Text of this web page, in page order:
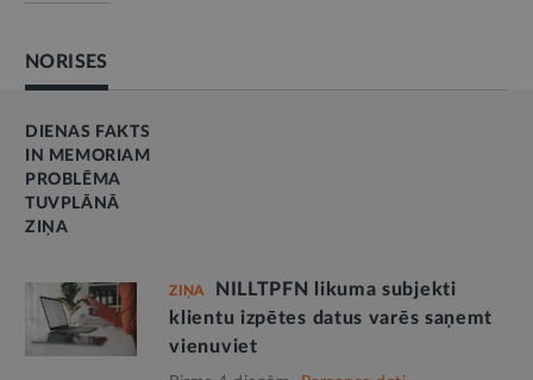
NORISES
DIENAS FAKTS
IN MEMORIAM
PROBLĒMA
TUVPLĀNĀ
ZIŅA
ZIŅA
NILLTPFN likuma subjekti
klientu izpētes datus varēs saņemt
vienuviet